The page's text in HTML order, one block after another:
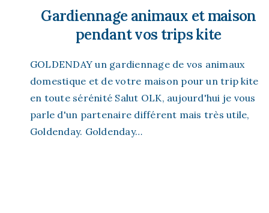
Gardiennage animaux et maison
pendant vos trips kite
GOLDENDAY un gardiennage de vos animaux
domestique et de votre maison pour un trip kite
en toute sérénité Salut OLK, aujourd'hui je vous
parle d'un partenaire différent mais très utile,
Goldenday. Goldenday…